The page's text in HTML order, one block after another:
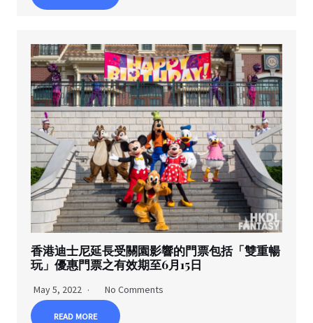
香港迪士尼延長受關園影響的門票包括「雙重暢
玩」優惠門票之有效期至6月15日
May 5, 2022 No Comments
READ MORE